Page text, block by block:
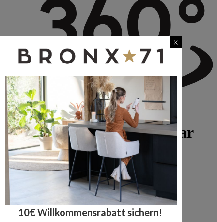
Sessel Metro Leinen drehbar
taupe
X
10€ Willkommensrabatt sichern!